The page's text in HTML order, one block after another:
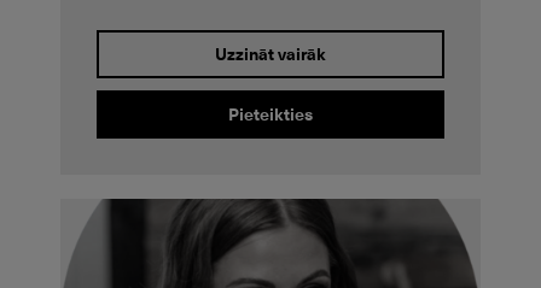
Uzzināt vairāk
Pieteikties